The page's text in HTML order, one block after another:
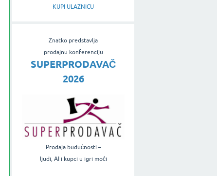
KUPI ULAZNICU
Znatko predstavlja
prodajnu konferenciju
SUPERPRODAVAČ
2026
Prodaja budućnosti –
ljudi, AI i kupci u igri moći